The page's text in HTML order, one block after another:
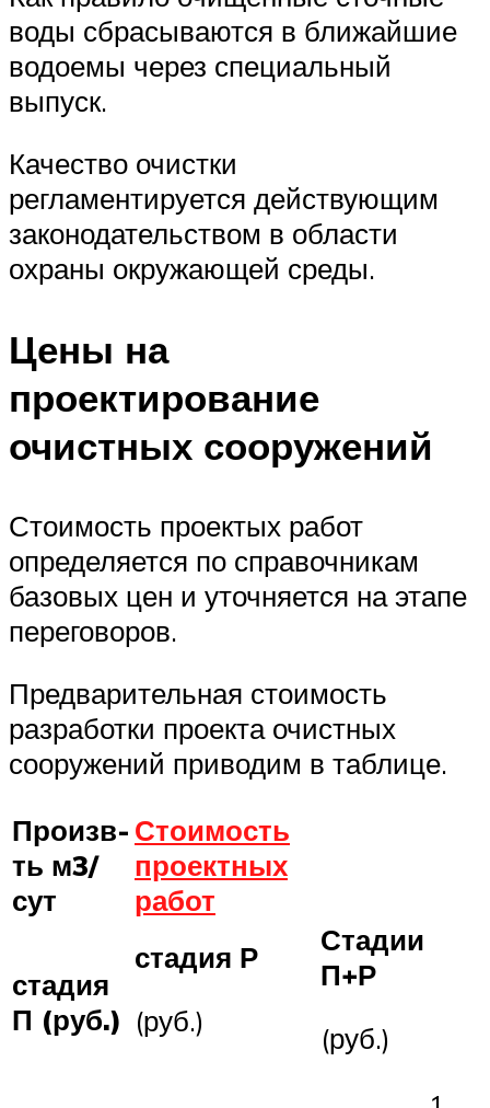
воды сбрасываются в ближайшие
водоемы через специальный
выпуск.
Качество очистки
регламентируется действующим
законодательством в области
охраны окружающей среды.
Цены на
проектирование
очистных сооружений
Стоимость проектых работ
определяется по справочникам
базовых цен и уточняется на этапе
переговоров.
Предварительная стоимость
разработки проекта очистных
сооружений приводим в таблице.
Произв-
ть м3/
сут
Стоимость
проектных
работ
стадия
П (руб.)
стадия Р
(руб.)
Стадии
П+Р
(руб.)